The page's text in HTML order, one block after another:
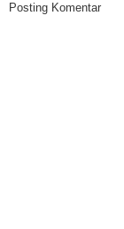
Posting Komentar